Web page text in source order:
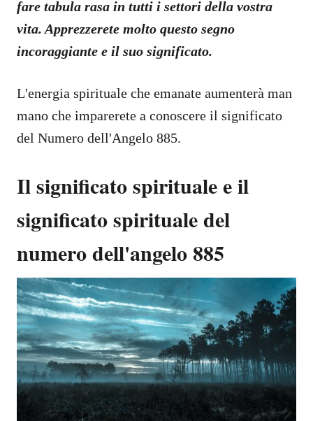
fare tabula rasa in tutti i settori della vostra
vita. Apprezzerete molto questo segno
incoraggiante e il suo significato.
L'energia spirituale che emanate aumenterà man
mano che imparerete a conoscere il significato
del Numero dell'Angelo 885.
Il significato spirituale e il
significato spirituale del
numero dell'angelo 885